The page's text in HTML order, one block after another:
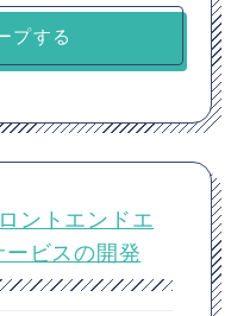
プする
ントエンドエ
ビスの開発